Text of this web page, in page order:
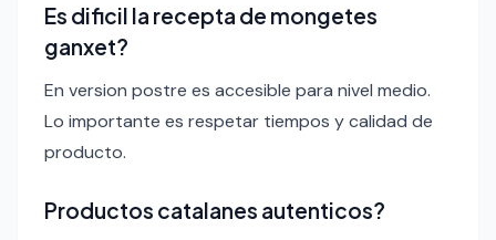
Es dificil la recepta de mongetes
ganxet?
En version postre es accesible para nivel medio.
Lo importante es respetar tiempos y calidad de
producto.
Productos catalanes autenticos?